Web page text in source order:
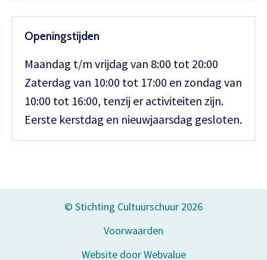
Openingstijden
Maandag t/m vrijdag van 8:00 tot 20:00
Zaterdag van 10:00 tot 17:00 en zondag van
10:00 tot 16:00, tenzij er activiteiten zijn.
Eerste kerstdag en nieuwjaarsdag gesloten.
© Stichting Cultuurschuur 2026
Voorwaarden
Website door Webvalue